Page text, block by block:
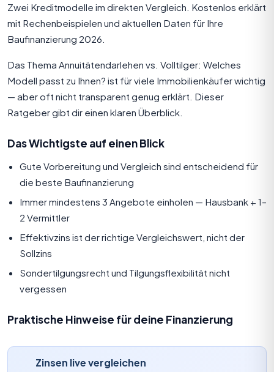
Zwei Kreditmodelle im direkten Vergleich. Kostenlos erklärt
mit Rechenbeispielen und aktuellen Daten für Ihre
Baufinanzierung 2026.
Das Thema Annuitätendarlehen vs. Volltilger: Welches
Modell passt zu Ihnen? ist für viele Immobilienkäufer wichtig
— aber oft nicht transparent genug erklärt. Dieser
Ratgeber gibt dir einen klaren Überblick.
Das Wichtigste auf einen Blick
Gute Vorbereitung und Vergleich sind entscheidend für
die beste Baufinanzierung
Immer mindestens 3 Angebote einholen — Hausbank + 1–
2 Vermittler
Effektivzins ist der richtige Vergleichswert, nicht der
Sollzins
Sondertilgungsrecht und Tilgungsflexibilität nicht
vergessen
Praktische Hinweise für deine Finanzierung
Zinsen live vergleichen